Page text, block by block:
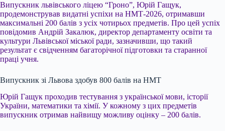
Випускник львівського ліцею “Гроно”, Юрій Гащук,
продемонстрував видатні успіхи на НМТ-2026, отримавши
максимальні 200 балів з усіх чотирьох предметів. Про цей успіх
повідомив Андрій Закалюк, директор департаменту освіти та
культури Львівської міської ради, зазначивши, що такий
результат є свідченням багаторічної підготовки та старанної
праці учня.
Випускник зі Львова здобув 800 балів на НМТ
Юрій Гащук проходив тестування з української мови, історії
України, математики та хімії. У кожному з цих предметів
випускник отримав найвищу можливу оцінку – 200 балів.